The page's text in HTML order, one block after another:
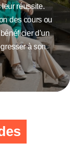
réussite.
des cours ou
d’un
à son